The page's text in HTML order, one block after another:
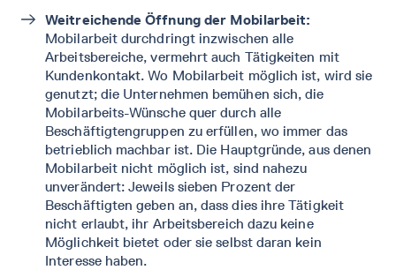
Weitreichende Öffnung der Mobilarbeit:
Mobilarbeit durchdringt inzwischen alle
Arbeitsbereiche, vermehrt auch Tätigkeiten mit
Kundenkontakt. Wo Mobilarbeit möglich ist, wird sie
genutzt; die Unternehmen bemühen sich, die
Mobilarbeits-Wünsche quer durch alle
Beschäftigtengruppen zu erfüllen, wo immer das
betrieblich machbar ist. Die Hauptgründe, aus denen
Mobilarbeit nicht möglich ist, sind nahezu
unverändert: Jeweils sieben Prozent der
Beschäftigten geben an, dass dies ihre Tätigkeit
nicht erlaubt, ihr Arbeitsbereich dazu keine
Möglichkeit bietet oder sie selbst daran kein
Interesse haben.